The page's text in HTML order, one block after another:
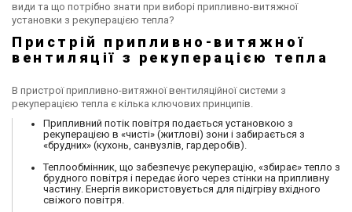
види та що потрібно знати при виборі припливно-витяжної
установки з рекуперацією тепла?
Пристрій припливно-витяжної
вентиляції з рекуперацією тепла
В пристрої припливно-витяжної вентиляційної системи з
рекуперацією тепла є кілька ключових принципів.
Припливний потік повітря подається установкою з
рекуперацією в «чисті» (житлові) зони і забирається з
«брудних» (кухонь, санвузлів, гардеробів).
Теплообмінник, що забезпечує рекуперацію, «збирає» тепло з
брудного повітря і передає його через стінки на припливну
частину. Енергія використовується для підігріву вхідного
свіжого повітря.